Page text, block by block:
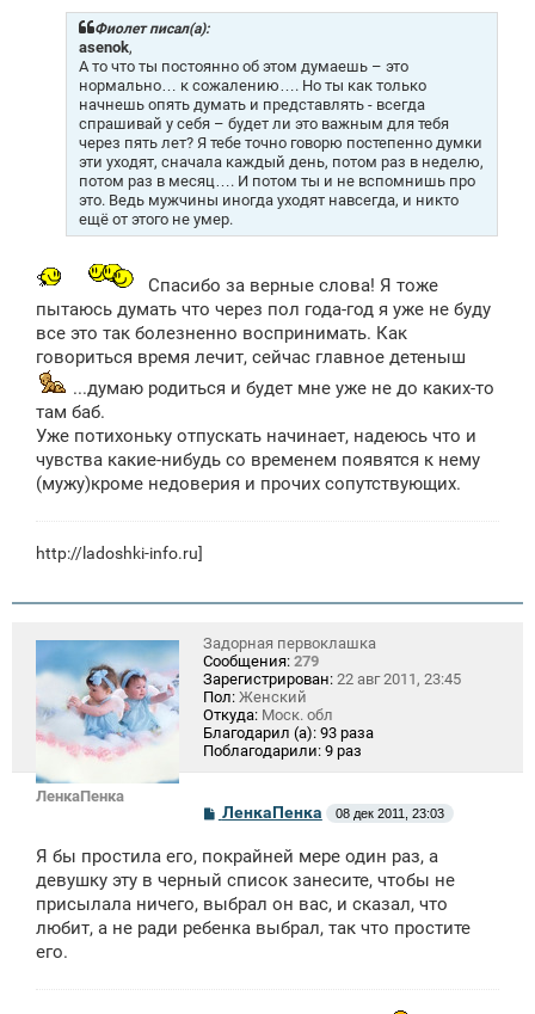
б
щ
н
и
е
Фиолет писал(а):
asenok,
А то что ты постоянно об этом думаешь – это
нормально… к сожалению…. Но ты как только
начнешь опять думать и представлять - всегда
спрашивай у себя – будет ли это важным для тебя
через пять лет? Я тебе точно говорю постепенно думки
эти уходят, сначала каждый день, потом раз в неделю,
потом раз в месяц…. И потом ты и не вспомнишь про
это. Ведь мужчины иногда уходят навсегда, и никто
ещё от этого не умер.
Спасибо за верные слова! Я тоже
пытаюсь думать что через пол года-год я уже не буду
все это так болезненно воспринимать. Как
говориться время лечит, сейчас главное детеныш
...думаю родиться и будет мне уже не до каких-то
там баб.
Уже потихоньку отпускать начинает, надеюсь что и
чувства какие-нибудь со временем появятся к нему
(мужу)кроме недоверия и прочих сопутствующих.
http://ladoshki-info.ru]
ЛенкаПенка
Задорная первоклашка
Сообщения: 279
Зарегистрирован: 22 авг 2011, 23:45
Пол: Женский
Откуда: Моск. обл
Благодарил (а): 93 раза
Поблагодарили: 9 раз
С
б
щ
н
и
ЛенкаПенка 08 дек 2011, 23:03
Я бы простила его, покрайней мере один раз, а
девушку эту в черный список занесите, чтобы не
присылала ничего, выбрал он вас, и сказал, что
любит, а не ради ребенка выбрал, так что простите
его.